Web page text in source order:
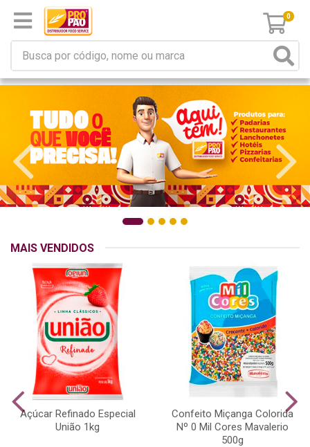
0
MAIS VENDIDOS
Açúcar Refinado Especial
União 1kg
Confeito Miçanga Colorida
Nº 0 Mil Cores Mavalerio
500g